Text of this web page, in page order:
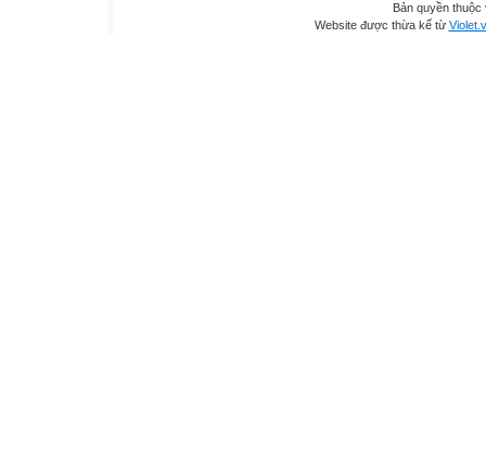
Bản quyền
Website được thừa kế từ